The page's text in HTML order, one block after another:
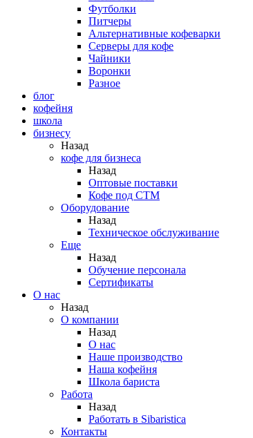
Футболки
Питчеры
Альтернативные кофеварки
Серверы для кофе
Чайники
Воронки
Разное
блог
кофейня
школа
бизнесу
Назад
кофе для бизнеса
Назад
Оптовые поставки
Кофе под СТМ
Оборудование
Назад
Техническое обслуживание
Еще
Назад
Обучение персонала
Сертификаты
О нас
Назад
O компании
Назад
О нас
Наше производство
Наша кофейня
Школа бариста
Работа
Назад
Работать в Sibaristica
Контакты